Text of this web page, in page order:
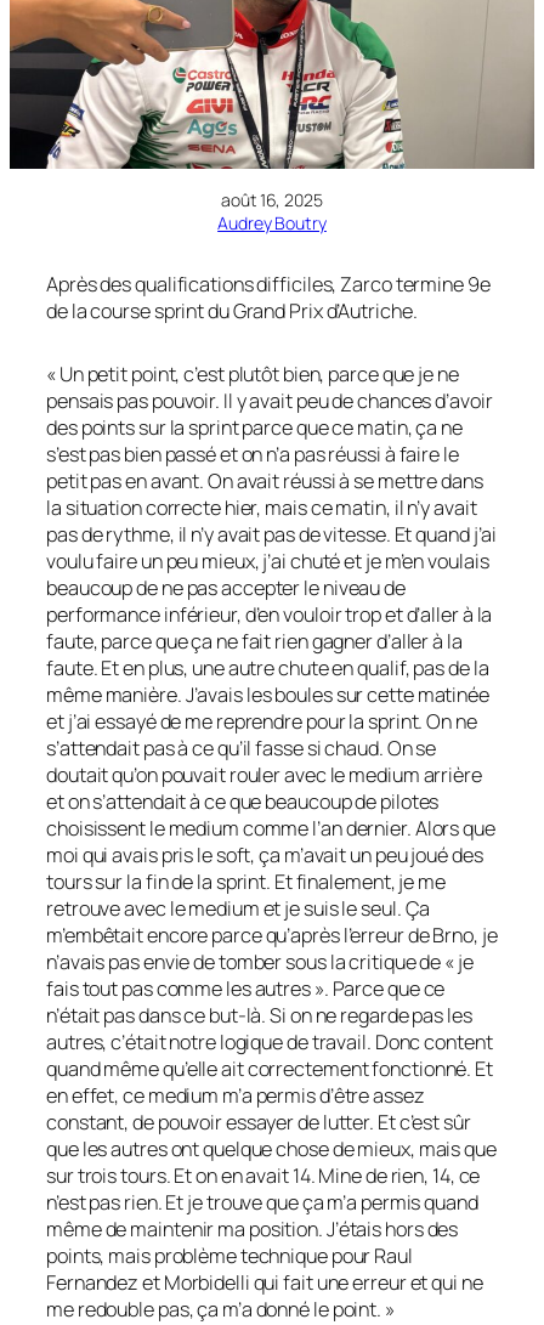
août 16, 2025
Audrey Boutry
Après des qualifications difficiles, Zarco termine 9e
de la course sprint du Grand Prix d’Autriche.
« Un petit point, c’est plutôt bien, parce que je ne
pensais pas pouvoir. Il y avait peu de chances d’avoir
des points sur la sprint parce que ce matin, ça ne
s’est pas bien passé et on n’a pas réussi à faire le
petit pas en avant. On avait réussi à se mettre dans
la situation correcte hier, mais ce matin, il n’y avait
pas de rythme, il n’y avait pas de vitesse. Et quand j’ai
voulu faire un peu mieux, j’ai chuté et je m’en voulais
beaucoup de ne pas accepter le niveau de
performance inférieur, d’en vouloir trop et d’aller à la
faute, parce que ça ne fait rien gagner d’aller à la
faute. Et en plus, une autre chute en qualif, pas de la
même manière. J’avais les boules sur cette matinée
et j’ai essayé de me reprendre pour la sprint. On ne
s’attendait pas à ce qu’il fasse si chaud. On se
doutait qu’on pouvait rouler avec le medium arrière
et on s’attendait à ce que beaucoup de pilotes
choisissent le medium comme l’an dernier. Alors que
moi qui avais pris le soft, ça m’avait un peu joué des
tours sur la fin de la sprint. Et finalement, je me
retrouve avec le medium et je suis le seul. Ça
m’embêtait encore parce qu’après l’erreur de Brno, je
n’avais pas envie de tomber sous la critique de « je
fais tout pas comme les autres ». Parce que ce
n’était pas dans ce but-là. Si on ne regarde pas les
autres, c’était notre logique de travail. Donc content
quand même qu’elle ait correctement fonctionné. Et
en effet, ce medium m’a permis d’être assez
constant, de pouvoir essayer de lutter. Et c’est sûr
que les autres ont quelque chose de mieux, mais que
sur trois tours. Et on en avait 14. Mine de rien, 14, ce
n’est pas rien. Et je trouve que ça m’a permis quand
même de maintenir ma position. J’étais hors des
points, mais problème technique pour Raul
Fernandez et Morbidelli qui fait une erreur et qui ne
me redouble pas, ça m’a donné le point. »